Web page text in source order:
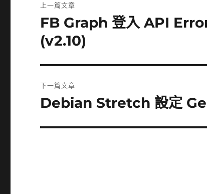
章
導
上一篇文章
上
一
篇
文
FB Graph 登入 API
(v2.10)
下一篇文章
下
篇
Debian Stretch 設定